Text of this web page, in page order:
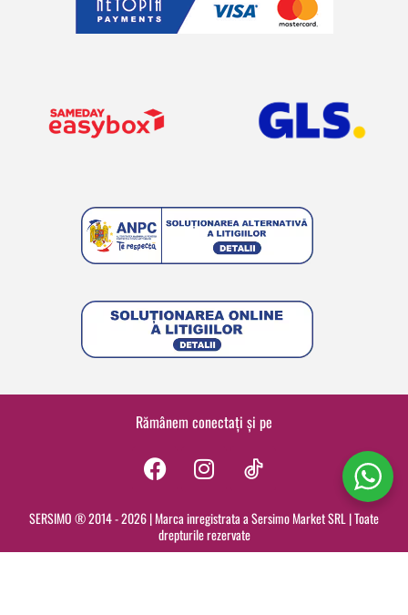
Rămânem conectați și pe
F
c
e
b
I
s
t
a
SERSIMO ® 2014 - 2026 | Marca inregistrata a Sersimo Market SRL | Toate
drepturile rezervate